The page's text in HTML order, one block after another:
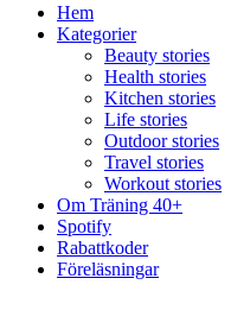
Hem
Kategorier
Beauty stories
Health stories
Kitchen stories
Life stories
Outdoor stories
Travel stories
Workout stories
Om Träning 40+
Spotify
Rabattkoder
Föreläsningar